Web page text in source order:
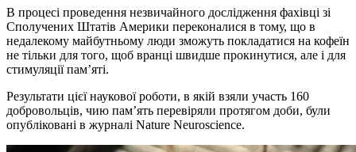
В процесі проведення незвичайного дослідження фахівці зі
Сполучених Штатів Америки переконалися в тому, що в
недалекому майбутньому люди зможуть покладатися на кофеїн
не тільки для того, щоб вранці швидше прокинутися, але і для
стимуляції пам’яті.
Результати цієї наукової роботи, в якій взяли участь 160
добровольців, чию пам’ять перевіряли протягом доби, були
опубліковані в журналі Nature Neuroscience.